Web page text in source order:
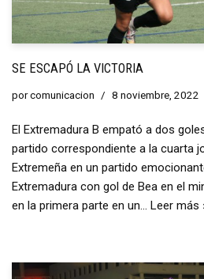
SE ESCAPÓ LA VICTORIA
porcomunicacion 8 noviembre, 2022
El Extremadura B empató a dos
partido correspondiente a la cuarta
Extremeña en un partido
Extremadura con gol de Bea en el
en la primera parte en un… Leer más